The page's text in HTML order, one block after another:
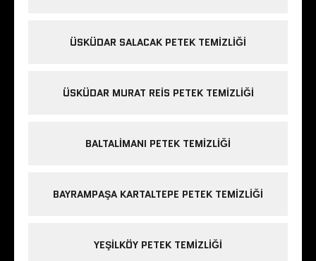
ÜSKÜDAR SALACAK PETEK TEMIZLIĞI
ÜSKÜDAR MURAT REIS PETEK TEMIZLIĞI
BALTALIMANI PETEK TEMIZLIĞI
BAYRAMPAŞA KARTALTEPE PETEK TEMIZLIĞI
YEŞILKÖY PETEK TEMIZLIĞI